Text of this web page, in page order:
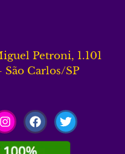
Petroni, 1.101
São Carlos/SP